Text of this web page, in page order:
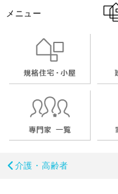
メニュー
介護・高齢者